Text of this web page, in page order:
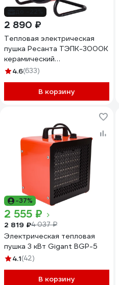
2 890 ₽
Тепловая электрическая
пушка Ресанта ТЭПК-3000K
керамический
нагревательный элемент,
4.6(633)
В корзину
-37%
2 555 ₽
2 819 ₽4 037 ₽
Электрическая тепловая
пушка 3 кВт Gigant BGP-5
4.1(42)
В корзину